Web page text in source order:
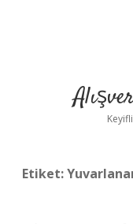
Etiket: